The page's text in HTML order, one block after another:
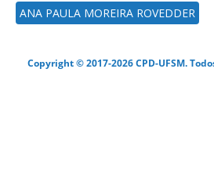
ANA PAULA MOREIRA ROVEDDER
Copyright © 2017-2026 CPD-UFSM.